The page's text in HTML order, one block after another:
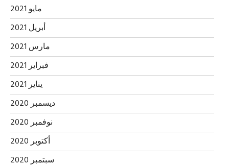
مايو 2021
أبريل 2021
مارس 2021
فبراير 2021
يناير 2021
ديسمبر 2020
نوفمبر 2020
أكتوبر 2020
سبتمبر 2020